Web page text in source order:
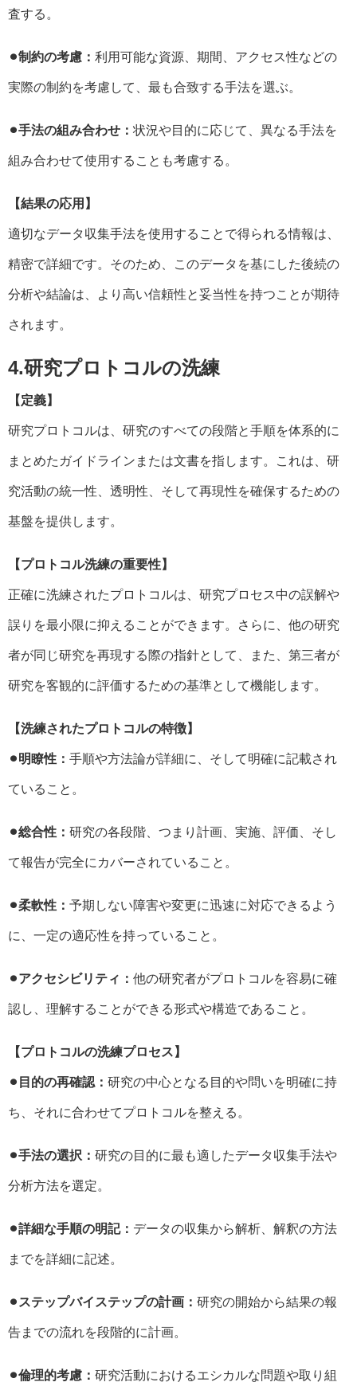
査する。
⚫︎制約の考慮： 利用可能な資源、期間、アクセス性などの
実際の制約を考慮して、最も合致する手法を選ぶ。
⚫︎手法の組み合わせ： 状況や目的に応じて、異なる手法を
組み合わせて使用することも考慮する。
【結果の応用】
適切なデータ収集手法を使用することで得られる情報は、
精密で詳細です。そのため、このデータを基にした後続の
分析や結論は、より高い信頼性と妥当性を持つことが期待
されます。
4.研究プロトコルの洗練
【定義】
研究プロトコルは、研究のすべての段階と手順を体系的に
まとめたガイドラインまたは文書を指します。これは、研
究活動の統一性、透明性、そして再現性を確保するための
基盤を提供します。
【プロトコル洗練の重要性】
正確に洗練されたプロトコルは、研究プロセス中の誤解や
誤りを最小限に抑えることができます。さらに、他の研究
者が同じ研究を再現する際の指針として、また、第三者が
研究を客観的に評価するための基準として機能します。
【洗練されたプロトコルの特徴】
⚫︎明瞭性： 手順や方法論が詳細に、そして明確に記載され
ていること。
⚫︎総合性： 研究の各段階、つまり計画、実施、評価、そし
て報告が完全にカバーされていること。
⚫︎柔軟性： 予期しない障害や変更に迅速に対応できるよう
に、一定の適応性を持っていること。
⚫︎アクセシビリティ： 他の研究者がプロトコルを容易に確
認し、理解することができる形式や構造であること。
【プロトコルの洗練プロセス】
⚫︎目的の再確認： 研究の中心となる目的や問いを明確に持
ち、それに合わせてプロトコルを整える。
⚫︎手法の選択： 研究の目的に最も適したデータ収集手法や
分析方法を選定。
⚫︎詳細な手順の明記： データの収集から解析、解釈の方法
までを詳細に記述。
⚫︎ステップバイステップの計画： 研究の開始から結果の報
告までの流れを段階的に計画。
⚫︎倫理的考慮： 研究活動におけるエシカルな問題や取り組